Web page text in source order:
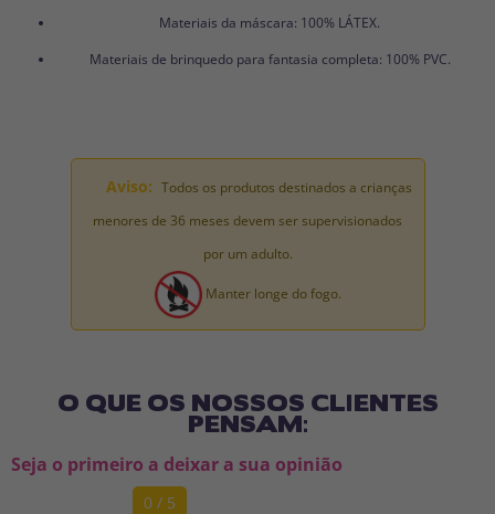
Materiais da máscara: 100% LÁTEX.
Materiais de brinquedo para fantasia completa: 100% PVC.
Aviso: Todos os produtos destinados a crianças
menores de 36 meses devem ser supervisionados
por um adulto.
Manter longe do fogo.
O QUE OS NOSSOS CLIENTES
PENSAM:
Seja o primeiro a deixar a sua opinião
0 / 5